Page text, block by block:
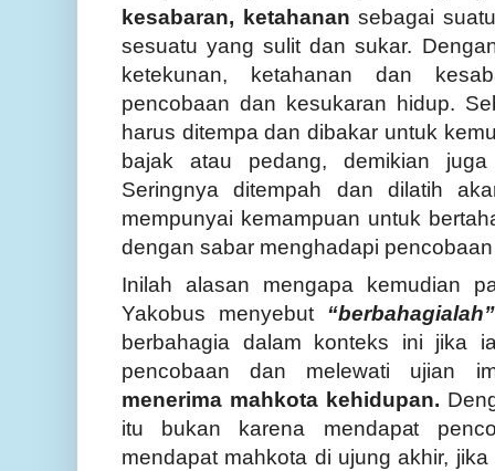
kesabaran, ketahanan sebagai
sesuatu yang sulit dan sukar.
ketekunan, ketahanan dan
pencobaan dan kesukaran hidup.
harus ditempa dan dibakar untuk
bajak atau pedang, demikian
Seringnya ditempah dan dilatih
mempunyai kemampuan untuk
dengan sabar menghadapi
Inilah alasan mengapa kemudian
Yakobus menyebut
berbahagia dalam konteks ini jika
pencobaan dan melewati ujian
menerima mahkota kehidupan.
itu bukan karena mendapat
mendapat mahkota di ujung akhir,